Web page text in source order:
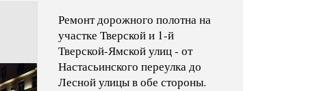
Ремонт дорожного полотна на
участке Тверской и 1-й
Тверской-Ямской улиц - от
Настасьинского переулка до
Лесной улицы в обе стороны.